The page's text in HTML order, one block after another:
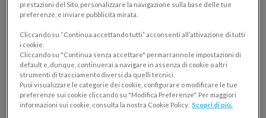
Gestione efficiente dei costi del negozio:
consigli per risparmiare
GESTIONE NEGOZIO FISICO
prestazioni del Sito, personalizzare la navigazione sulla base delle tue
preferenze, e inviare pubblicità mirata.
Cliccando su “Continua accettando tutti” acconsenti all’attivazione di tutti
i cookie.
Cliccando su "Continua senza accettare" permarranno le impostazioni di
default e, dunque, continuerai a navigare in assenza di cookie o altri
strumenti di tracciamento diversi da quelli tecnici.
Puoi visualizzare le categorie dei cookie, configurare o modificare le tue
preferenze sui cookie cliccando su "Modifica Preferenze". Per maggiori
informazioni sui cookie, consulta la nostra Cookie Policy. Scopri di più.